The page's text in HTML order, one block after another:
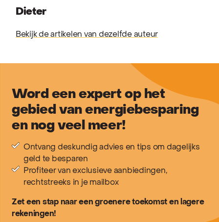
Dieter
Bekijk de artikelen van dezelfde auteur
Word een expert op het
gebied van energiebesparing
en nog veel meer!
Ontvang deskundig advies en tips om dagelijks
geld te besparen
Profiteer van exclusieve aanbiedingen,
rechtstreeks in je mailbox
Zet een stap naar een groenere toekomst en lagere
rekeningen!